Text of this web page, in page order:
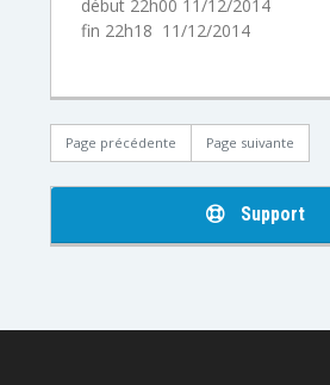
début 22h00 11/12/2014
fin 22h18 11/12/2014
Page précédente Page suivante
Support